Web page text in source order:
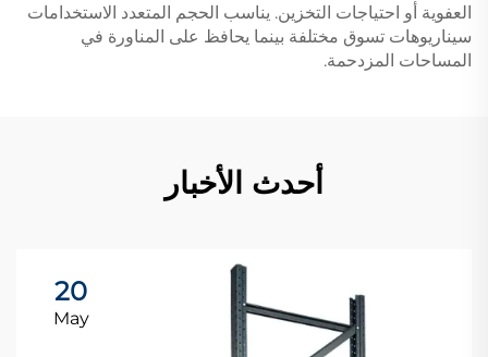
العفوية أو احتياجات التخزين. يناسب الحجم المتعدد الاستخدامات
سيناريوهات تسوق مختلفة بينما يحافظ على المناورة في
المساحات المزدحمة.
أحدث الأخبار
20
May